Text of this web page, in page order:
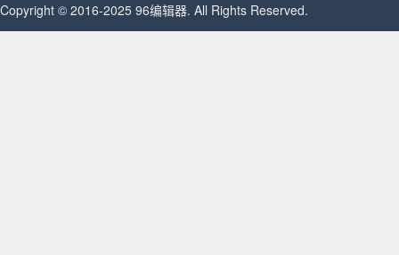
Copyright © 2016-2025 96编辑器. All Rights Reserved.